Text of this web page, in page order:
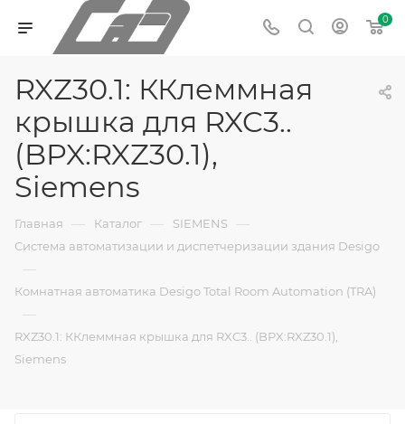
0
RXZ30.1: ККлеммная
крышка для RXC3..
(BPX:RXZ30.1),
Siemens
Главная — Каталог — SIEMENS —
Система автоматизации и диспетчеризации здания Desigo
—
Комнатная автоматика Desigo Total Room Automation (TRA)
—
RXZ30.1: ККлеммная крышка для RXC3.. (BPX:RXZ30.1),
Siemens